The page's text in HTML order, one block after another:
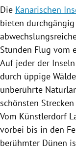
Die Kanarischen
bieten
Stunden Flug vom
Auf jeder der
durch üppige
unberührte
schönsten
Vom Künstlerdorf
vorbei bis in den
berühmter Dünen